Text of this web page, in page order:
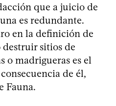
que a juicio de
es redundante.
en la definición de
destruir sitios de
o madrigueras es el
de él,
Fauna.